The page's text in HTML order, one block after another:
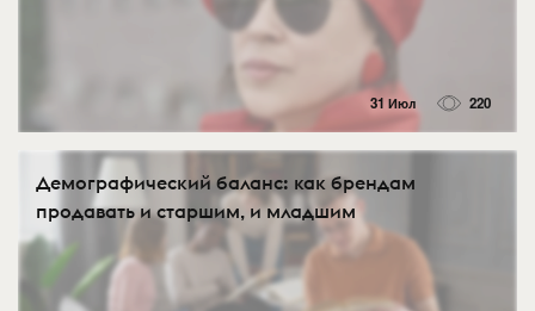
31 Июл 220
Демографический баланс: как брендам
продавать и старшим, и младшим